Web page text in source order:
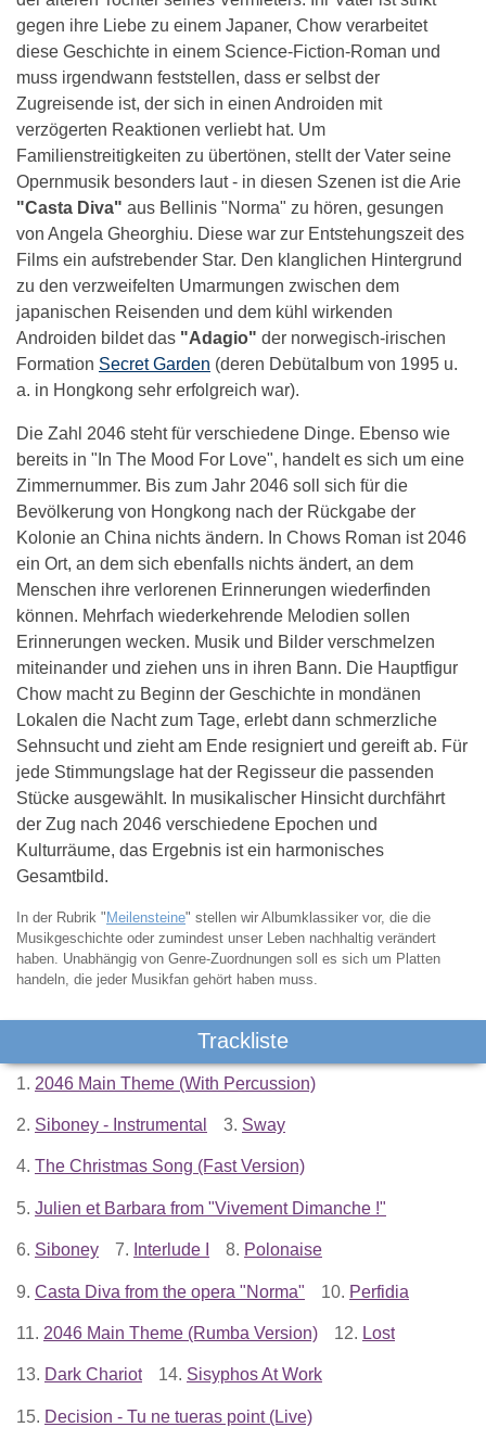
gegen ihre Liebe zu einem Japaner, Chow verarbeitet
diese Geschichte in einem Science-Fiction-Roman und
muss irgendwann feststellen, dass er selbst der
Zugreisende ist, der sich in einen Androiden mit
verzögerten Reaktionen verliebt hat. Um
Familienstreitigkeiten zu übertönen, stellt der Vater seine
Opernmusik besonders laut - in diesen Szenen ist die Arie
"Casta Diva" aus Bellinis "Norma" zu hören, gesungen
von Angela Gheorghiu. Diese war zur Entstehungszeit des
Films ein aufstrebender Star. Den klanglichen Hintergrund
zu den verzweifelten Umarmungen zwischen dem
japanischen Reisenden und dem kühl wirkenden
Androiden bildet das "Adagio" der norwegisch-irischen
Formation Secret Garden (deren Debütalbum von 1995 u.
a. in Hongkong sehr erfolgreich war).
Die Zahl 2046 steht für verschiedene Dinge. Ebenso wie
bereits in "In The Mood For Love", handelt es sich um eine
Zimmernummer. Bis zum Jahr 2046 soll sich für die
Bevölkerung von Hongkong nach der Rückgabe der
Kolonie an China nichts ändern. In Chows Roman ist 2046
ein Ort, an dem sich ebenfalls nichts ändert, an dem
Menschen ihre verlorenen Erinnerungen wiederfinden
können. Mehrfach wiederkehrende Melodien sollen
Erinnerungen wecken. Musik und Bilder verschmelzen
miteinander und ziehen uns in ihren Bann. Die Hauptfigur
Chow macht zu Beginn der Geschichte in mondänen
Lokalen die Nacht zum Tage, erlebt dann schmerzliche
Sehnsucht und zieht am Ende resigniert und gereift ab. Für
jede Stimmungslage hat der Regisseur die passenden
Stücke ausgewählt. In musikalischer Hinsicht durchfährt
der Zug nach 2046 verschiedene Epochen und
Kulturräume, das Ergebnis ist ein harmonisches
Gesamtbild.
In der Rubrik " Meilensteine" stellen wir Albumklassiker vor, die die
Musikgeschichte oder zumindest unser Leben nachhaltig verändert
haben. Unabhängig von Genre-Zuordnungen soll es sich um Platten
handeln, die jeder Musikfan gehört haben muss.
Trackliste
1. 2046 Main Theme (With Percussion)
2. Siboney - Instrumental 3. Sway
4. The Christmas Song (Fast Version)
5. Julien et Barbara from "Vivement Dimanche !"
6. Siboney 7. Interlude I 8. Polonaise
9. Casta Diva from the opera "Norma" 10. Perfidia
11. 2046 Main Theme (Rumba Version) 12. Lost
13. Dark Chariot 14. Sisyphos At Work
15. Decision - Tu ne tueras point (Live)